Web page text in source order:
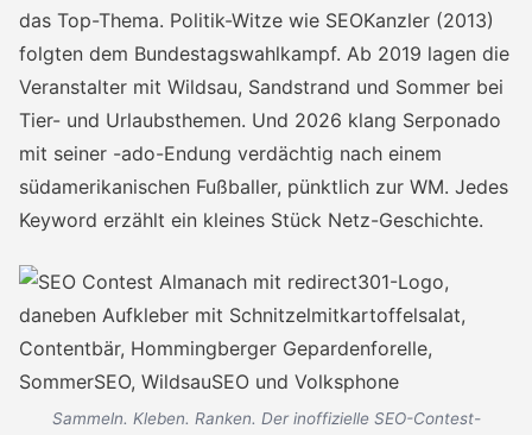
das Top-Thema. Politik-Witze wie SEOKanzler (2013)
folgten dem Bundestagswahlkampf. Ab 2019 lagen die
Veranstalter mit Wildsau, Sandstrand und Sommer bei
Tier- und Urlaubsthemen. Und 2026 klang Serponado
mit seiner -ado-Endung verdächtig nach einem
südamerikanischen Fußballer, pünktlich zur WM. Jedes
Keyword erzählt ein kleines Stück Netz-Geschichte.
Sammeln. Kleben. Ranken. Der inoffizielle SEO-Contest-